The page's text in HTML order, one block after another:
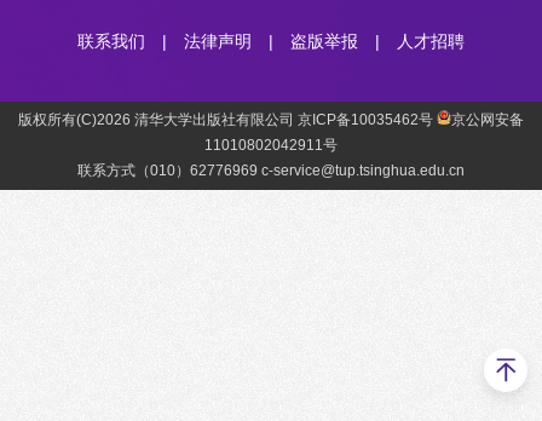
联系我们 | 法律声明 | 盗版举报 | 人才招聘
版权所有(C)2026 清华大学出版社有限公司 京ICP备10035462号
京公网安备
11010802042911号
联系方式（010）62776969 c-service@tup.tsinghua.edu.cn